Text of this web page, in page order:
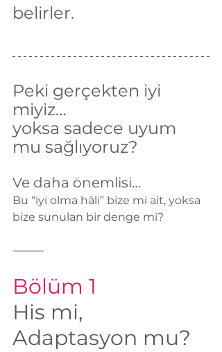
belirler.
Peki gerçekten iyi
miyiz…
yoksa sadece uyum
mu sağlıyoruz?
Ve daha önemlisi…
Bu “iyi olma hâli” bize mi ait, yoksa
bize sunulan bir denge mi?
⸻
Bölüm 1
His mi,
Adaptasyon mu?